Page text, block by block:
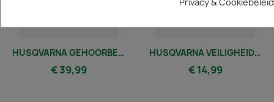
HUSQVARNA GEHOORBESCHERMING MET BEUGEL MODEL HP200-1
€ 39,99
HUSQVARNA VEILIGHEIDSBRIL CLEAR
€ 14,99